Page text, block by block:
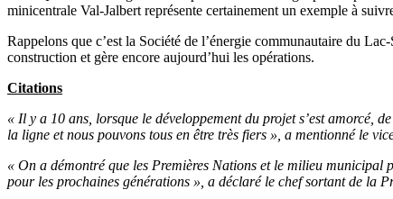
minicentrale Val-Jalbert représente certainement un exemple à
Rappelons que c’est la Société de l’énergie communautaire du
construction et gère encore aujourd’hui les opérations.
Citations
« Il y a 10 ans, lorsque le développement du projet s’est amorcé,
la ligne et nous pouvons tous en être très fiers », a mentionné le
« On a démontré que les Premières Nations et le milieu municipal
pour les prochaines générations », a déclaré le chef sortant de la